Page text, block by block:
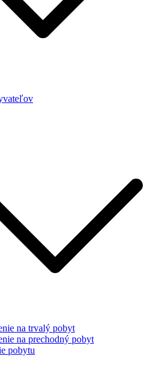
na trvalý pobyt
na prechodný pobyt
pobytu